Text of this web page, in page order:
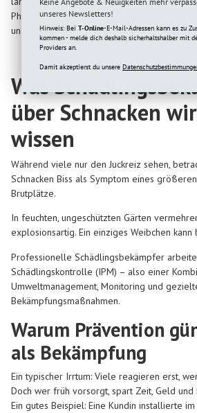
Pheromonen oder CO₂-Lockstoffen, die
und beseitigen.
Was
über Schnacken
wissen
Während viele nur den Juckreiz sehen,
Schnacken Biss als Symptom eines
Brutplätze.
In feuchten, ungeschützten Gärten
explosionsartig. Ein einziges Weibchen kann
Professionelle Schädlingsbekämpfer
Schädlingskontrolle (IPM) – also einer
Umweltmanagement, Monitoring und
Bekämpfungsmaßnahmen.
Warum Prävention
als Bekämpfung
Ein typischer Irrtum: Viele reagieren erst,
Doch wer früh vorsorgt, spart Zeit, Geld und
Ein gutes Beispiel: Eine Kundin installierte
unseres Newsletters!
Hinweis: Bei T-Online-E-Mail-Adressen kann es zu
kommen - melde dich deshalb sicherhaltshalber mit
Providers an.
Damit akzeptierst du unsere